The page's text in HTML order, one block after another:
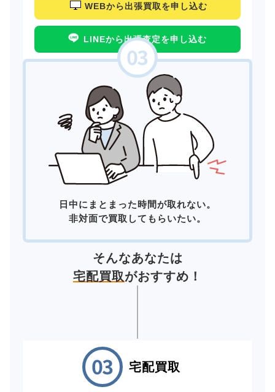
WEBから出張買取を申し込む
LINEから出張査定を申し込む
日中にまとまった時間が取れない。
非対面で買取してもらいたい。
そんなあなたは
宅配買取がおすすめ！
宅配買取